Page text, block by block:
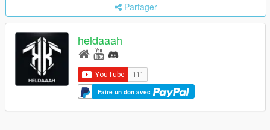
Partager
heldaaah
Faire un don avec